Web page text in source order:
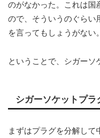
のがなかった。これは国
ので、そういうのぐらい
を言ってもしょうがない。
ということで、シガーソ
シガーソケットプラ
まずはプラグを分解して